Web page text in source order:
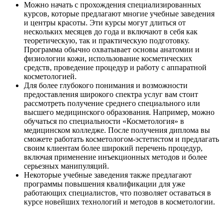
Можно начать с прохождения специализированных
курсов, которые предлагают многие учебные заведения
и центры красоты. Эти курсы могут длиться от
нескольких месяцев до года и включают в себя как
теоретическую, так и практическую подготовку.
Программа обычно охватывает основы анатомии и
физиологии кожи, использование косметических
средств, проведение процедур и работу с аппаратной
косметологией.
Для более глубокого понимания и возможности
предоставления широкого спектра услуг вам стоит
рассмотреть получение среднего специального или
высшего медицинского образования. Например, можно
обучаться по специальности «Косметология» в
медицинском колледже. После получения диплома вы
сможете работать косметологом-эстетистом и предлагать
своим клиентам более широкий перечень процедур,
включая применение инъекционных методов и более
серьезных манипуляций.
Некоторые учебные заведения также предлагают
программы повышения квалификации для уже
работающих специалистов, что позволяет оставаться в
курсе новейших технологий и методов в косметологии.